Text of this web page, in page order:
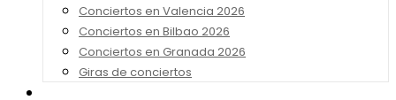
Conciertos en Valencia 2026
Conciertos en Bilbao 2026
Conciertos en Granada 2026
Giras de conciertos